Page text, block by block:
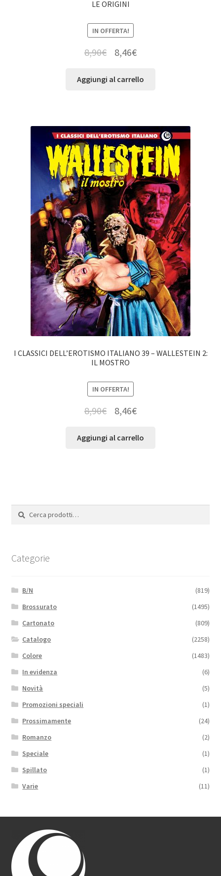
LE ORIGINI
IN OFFERTA!
8,90€ 8,46€
Aggiungi al carrello
I CLASSICI DELL’EROTISMO ITALIANO 39 – WALLESTEIN 2:
IL MOSTRO
IN OFFERTA!
8,90€ 8,46€
Aggiungi al carrello
Cerca:
Cerca
Categorie
B/N
(819)
Brossurato
(1495)
Cartonato
(809)
Catalogo
(2258)
Colore
(1483)
In evidenza
(6)
Novità
(5)
Promozioni speciali
(1)
Prossimamente
(24)
Romanzo
(2)
Speciale
(1)
Spillato
(1)
Varie
(11)